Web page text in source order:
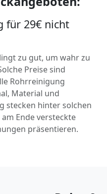
für 29€ nicht
zu gut, um wahr zu
Preise sind
Rohrreinigung
Material und
stecken hinter solchen
Ende versteckte
präsentieren.